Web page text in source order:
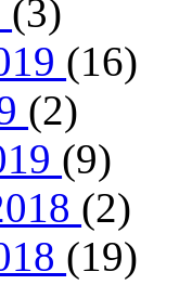
(3)
(16)
(2)
(9)
(2)
(19)